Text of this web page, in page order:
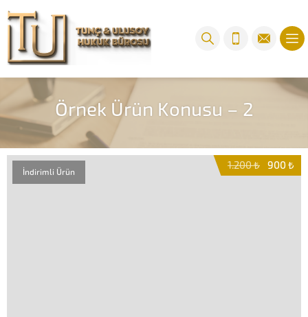
Örnek Ürün Konusu – 2
İndirimli Ürün
1.200 ₺ 900 ₺